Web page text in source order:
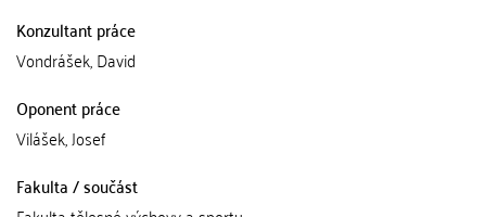
Konzultant práce
Vondrášek, David
Oponent práce
Vilášek, Josef
Fakulta / součást